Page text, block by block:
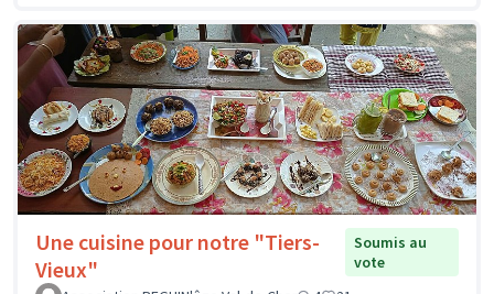
Une cuisine pour notre "Tiers-
Vieux"
Soumis au
vote